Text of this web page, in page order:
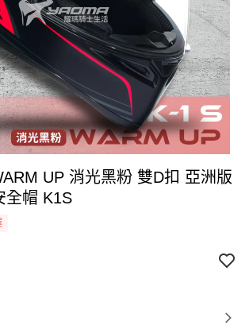
UP 消光黑粉 雙D扣 亞洲版
全帽 K1S